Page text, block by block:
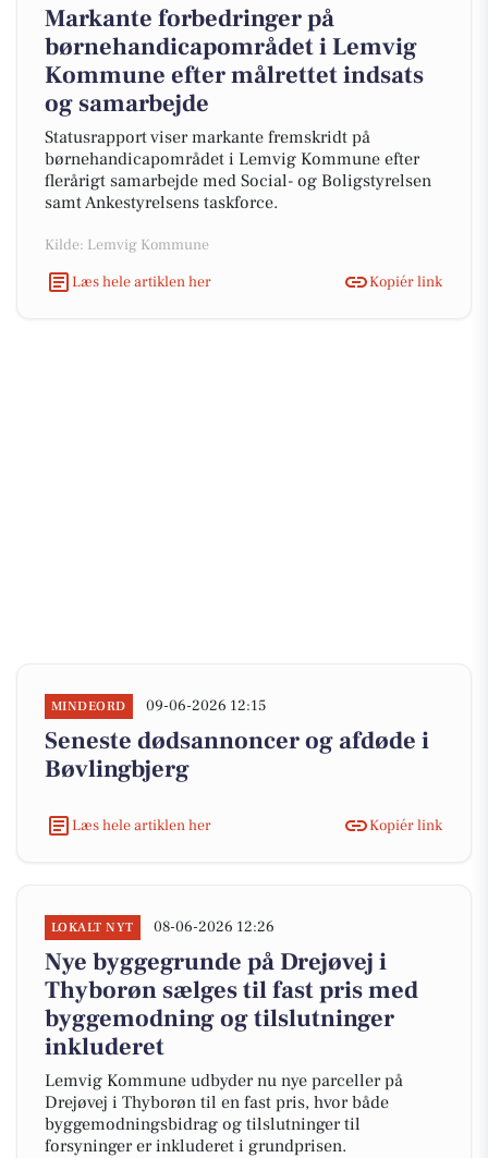
Markante forbedringer på
børnehandicapområdet i Lemvig
Kommune efter målrettet indsats
og samarbejde
Statusrapport viser markante fremskridt på
børnehandicapområdet i Lemvig Kommune efter
flerårigt samarbejde med Social- og Boligstyrelsen
samt Ankestyrelsens taskforce.
Kilde: Lemvig Kommune
Læs hele artiklen her
Kopiér link
MINDEORD 09-06-2026 12:15
Seneste dødsannoncer og afdøde i
Bøvlingbjerg
Læs hele artiklen her Kopiér link
LOKALT NYT 08-06-2026 12:26
Nye byggegrunde på Drejøvej i
Thyborøn sælges til fast pris med
byggemodning og tilslutninger
inkluderet
Lemvig Kommune udbyder nu nye parceller på
Drejøvej i Thyborøn til en fast pris, hvor både
byggemodningsbidrag og tilslutninger til
forsyninger er inkluderet i grundprisen.